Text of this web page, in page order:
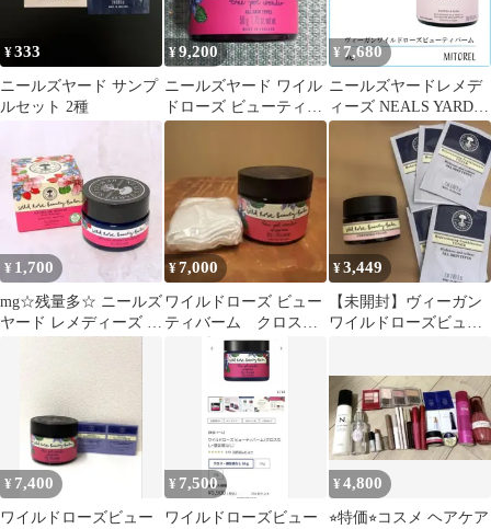
¥333
ニールズヤード サンプ
ルセット 2種
¥9,200
ニールズヤード ワイル
ドローズ ビューティバ
ーム 50g 使用期限
¥ 7,680
ニールズヤードレメデ
ィーズ NEALS YARD
REMEDIES ヴィーガン
ワイルドローズビュー
ティバーム 50g 【定形
外郵便可250g】
¥ 1,700
mg☆残量多☆ ニールズ
ヤード レメディーズ ワ
¥7,000
ワイルドローズ ビュー
ティバーム クロス
¥3,449
【未開封】ヴィーガン
ワイルドローズビュー
¥ 7,400
ワイルドローズビュー
¥ 7,500
ワイルドローズビュー
¥4,800
⭐︎特価⭐︎コスメ ヘアケア